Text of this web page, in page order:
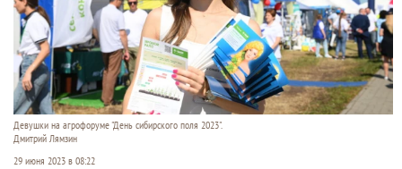
Девушки на агрофоруме "День сибирского поля 2023".
Дмитрий Лямзин
29 июня 2023 в 08:22